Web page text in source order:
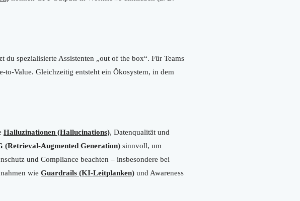
du spezialisierte Assistenten „out of the box“. Für Teams
to-Value. Gleichzeitig entsteht ein Ökosystem, in dem
Halluzinationen (Hallucinations), Datenqualität und
(Retrieval-Augmented Generation) sinnvoll, um
und Compliance beachten – insbesondere bei
wie Guardrails (KI-Leitplanken) und Awareness